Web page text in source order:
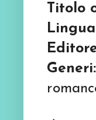
Titolo
Generi: